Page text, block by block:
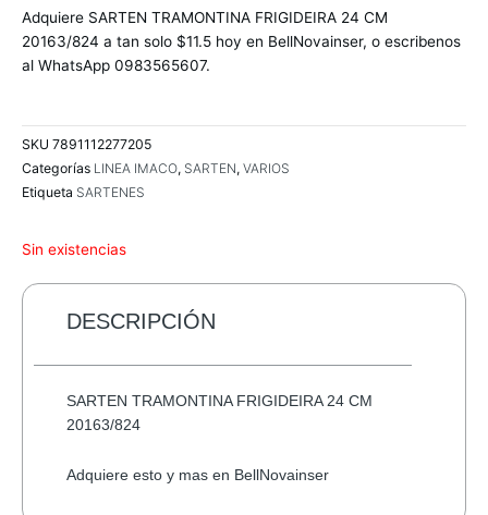
original
era:
$14.5.
actual
es:
$11.5.
Adquiere SARTEN TRAMONTINA FRIGIDEIRA 24 CM
20163/824 a tan solo $11.5 hoy en BellNovainser, o escribenos
al WhatsApp 0983565607.
SKU 7891112277205
Categorías LINEA IMACO, SARTEN, VARIOS
Etiqueta SARTENES
Sin existencias
DESCRIPCIÓN
SARTEN TRAMONTINA FRIGIDEIRA 24 CM
20163/824
Adquiere esto y mas en BellNovainser